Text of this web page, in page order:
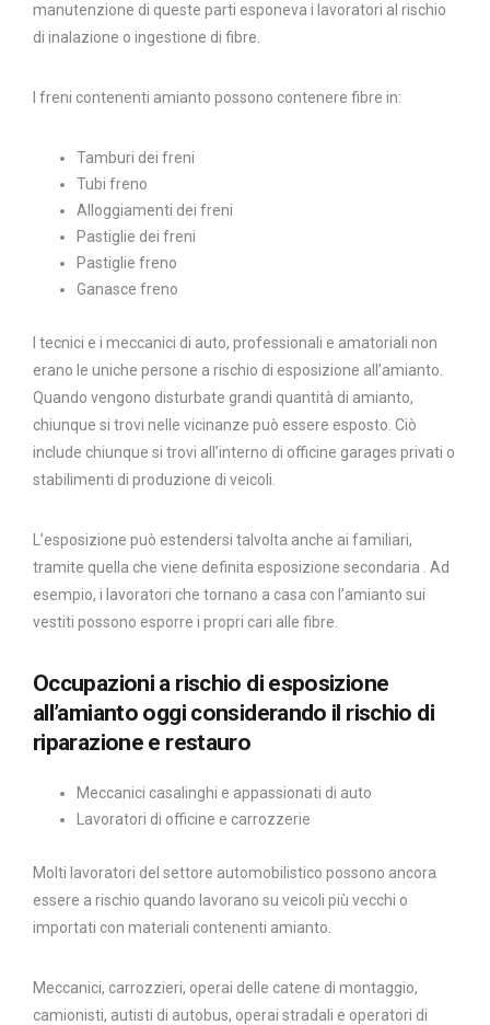
manutenzione di queste parti esponeva i lavoratori al rischio
di inalazione o ingestione di fibre.
I freni contenenti amianto possono contenere fibre in:
Tamburi dei freni
Tubi freno
Alloggiamenti dei freni
Pastiglie dei freni
Pastiglie freno
Ganasce freno
I tecnici e i meccanici di auto, professionali e amatoriali non
erano le uniche persone a rischio di esposizione all’amianto.
Quando vengono disturbate grandi quantità di amianto,
chiunque si trovi nelle vicinanze può essere esposto. Ciò
include chiunque si trovi all’interno di officine garages privati o
stabilimenti di produzione di veicoli.
L’esposizione può estendersi talvolta anche ai familiari,
tramite quella che viene definita esposizione secondaria . Ad
esempio, i lavoratori che tornano a casa con l’amianto sui
vestiti possono esporre i propri cari alle fibre.
Occupazioni a rischio di esposizione
all’amianto oggi considerando il rischio di
riparazione e restauro
Meccanici casalinghi e appassionati di auto
Lavoratori di officine e carrozzerie
Molti lavoratori del settore automobilistico possono ancora
essere a rischio quando lavorano su veicoli più vecchi o
importati con materiali contenenti amianto.
Meccanici, carrozzieri, operai delle catene di montaggio,
camionisti, autisti di autobus, operai stradali e operatori di